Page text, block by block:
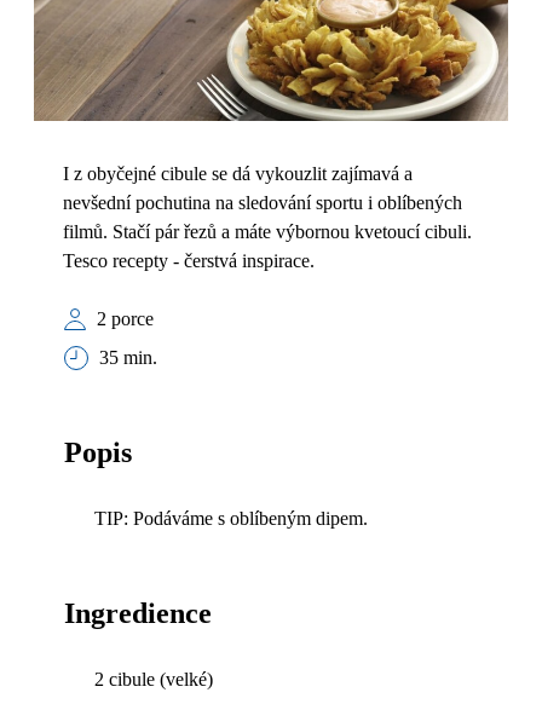
I z obyčejné cibule se dá vykouzlit zajímavá a
nevšední pochutina na sledování sportu i oblíbených
filmů. Stačí pár řezů a máte výbornou kvetoucí cibuli.
Tesco recepty - čerstvá inspirace.
2 porce
35 min.
Popis
TIP: Podáváme s oblíbeným dipem.
Ingredience
2 cibule (velké)